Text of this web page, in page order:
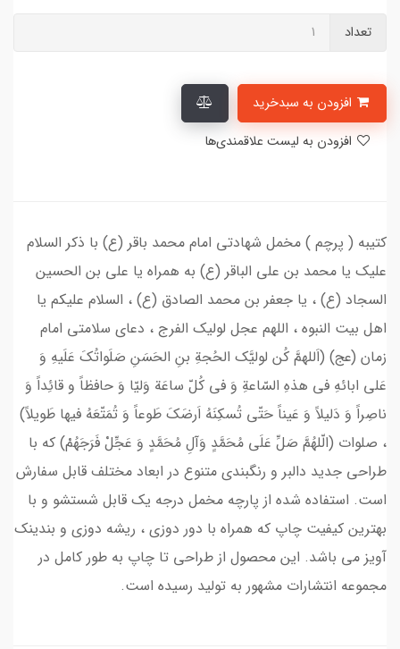
تعداد
کتیبه ( پرچم ) مخمل شهادتی امام محمد باقر (ع) با ذکر السلام
علیک یا محمد بن علی الباقر (ع) به همراه یا علی بن الحسین
السجاد (ع) ، یا جعفر بن محمد الصادق (ع) ، السلام علیکم یا
اهل بیت النبوه ، اللهم عجل لولیک الفرج ، دعای سلامتی امام
زمان (عج) (اَللهمَّ کُن لولیَّک الحُجةِ بنِ الحَسَنِ صَلَواتُکَ عَلَیهِ وَ
عَلی ابائهِ فی هذهِ السّاعةِ وَ فی کُلّ ساعَة وَلیّا وَ حافظاً و قائِداً وَ
ناصِراً وَ دَلیلاً وَ عَیناً حَتّی تُسکِنَهُ اَرضَکَ طَوعاً وَ تُمَتّعَهُ فیها طَویلاً)
، صلوات (الّلهُمَّ صَلِّ عَلَی مُحَمَّدٍ وَآلِ مُحَمَّدٍ وَ عَجِّلْ فَرَجَهُمْ) که با
طراحی جدید دالبر و رنگبندی متنوع در ابعاد مختلف قابل سفارش
است. استفاده شده از پارچه مخمل درجه یک قابل شستشو و با
بهترین کیفیت چاپ که همراه با دور دوزی ، ریشه دوزی و بندینک
آویز می باشد. این محصول از طراحی تا چاپ به طور کامل در
مجموعه انتشارات مشهور به تولید رسیده است.